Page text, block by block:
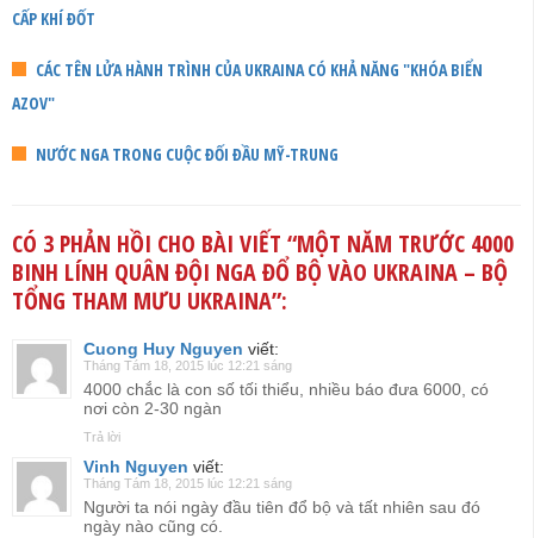
CẤP KHÍ ĐỐT
CÁC TÊN LỬA HÀNH TRÌNH CỦA UKRAINA CÓ KHẢ NĂNG "KHÓA BIỂN
AZOV"
NƯỚC NGA TRONG CUỘC ĐỐI ĐẦU MỸ-TRUNG
CÓ 3 PHẢN HỒI CHO BÀI VIẾT “MỘT NĂM TRƯỚC 4000
BINH LÍNH QUÂN ĐỘI NGA ĐỔ BỘ VÀO UKRAINA – BỘ
TỔNG THAM MƯU UKRAINA”:
Cuong Huy Nguyen viết:
Tháng Tám 18, 2015 lúc 12:21 sáng
4000 chắc là con số tối thiểu, nhiều báo đưa 6000, có
nơi còn 2-30 ngàn
Trả lời
Vinh Nguyen viết:
Tháng Tám 18, 2015 lúc 12:21 sáng
Người ta nói ngày đầu tiên đổ bộ và tất nhiên sau đó
ngày nào cũng có.